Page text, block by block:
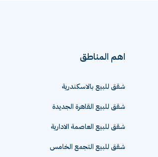
اهم المناطق
شقق للبيع بالاسكندرية
شقق للبيع القاهرة الجديدة
شقق للبيع العاصمة الادارية
شقق للبيع التجمع الخامس